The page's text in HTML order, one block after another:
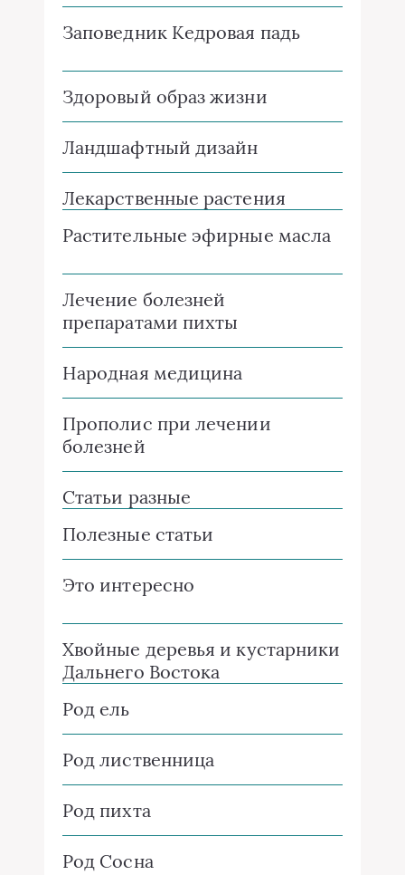
Заповедник Кедровая падь
Здоровый образ жизни
Ландшафтный дизайн
Лекарственные растения
Растительные эфирные масла
Лечение болезней
препаратами пихты
Народная медицина
Прополис при лечении
болезней
Статьи разные
Полезные статьи
Это интересно
Хвойные деревья и кустарники
Дальнего Востока
Род ель
Род лиственница
Род пихта
Род Сосна